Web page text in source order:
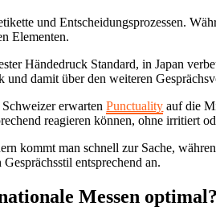
und Entscheidungsprozessen.
Elementen.
Händedruck Standard, in Japan
damit über den weiteren
Schweizer erwartenPunctuality auf die
reagieren können, ohne irritiert
kommt man schnell zur Sache,
entsprechend an.
Messen optimal?